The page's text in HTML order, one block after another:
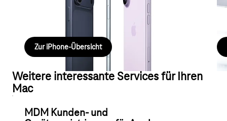
Entdecken Sie die aktuelle iPhone 17 Serie, sowie
Zur iPhone-Übersicht
Weitere interessante Services für Ihren
Mac
MDM Kunden- und